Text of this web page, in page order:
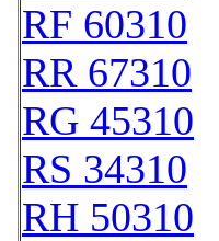
RF 60310
RR 67310
RG 45310
RS 34310
RH 50310